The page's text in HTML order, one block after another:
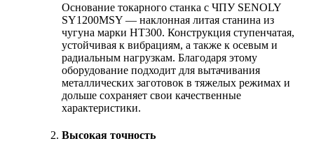
Основание токарного станка с ЧПУ SENOLY
SY1200MSY — наклонная литая станина из
чугуна марки HT300. Конструкция ступенчатая,
устойчивая к вибрациям, а также к осевым и
радиальным нагрузкам. Благодаря этому
оборудование подходит для вытачивания
металлических заготовок в тяжелых режимах и
дольше сохраняет свои качественные
характеристики.
Высокая точность